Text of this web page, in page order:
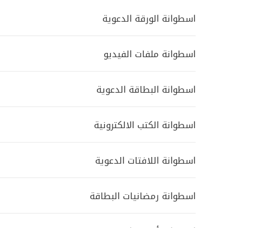
اسطوانة الورقة الدعوية
اسطوانة ملفات الفيديو
اسطوانة البطاقة الدعوية
اسطوانة الكتب الالكترونية
اسطوانة اللافتات الدعوية
اسطوانة رمضانيات البطاقة